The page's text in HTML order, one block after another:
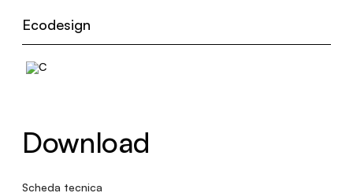
Ecodesign
Download
Scheda tecnica